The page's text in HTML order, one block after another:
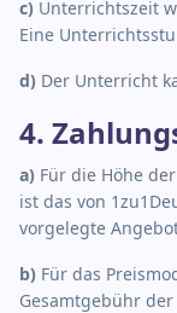
c) Unterrichtszeit
Eine
d) Der Unterricht
4.
a) Für die Höhe
ist das von
vorgelegte
b) Für das
Gesamtgebühr